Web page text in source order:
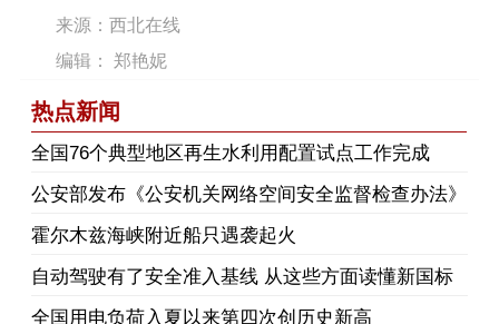
来源：西北在线
编辑： 郑艳妮
热点新闻
​全国76个典型地区再生水利用配置试点工作完成
公安部发布《公安机关网络空间安全监督检查办法》
霍尔木兹海峡附近船只遇袭起火
自动驾驶有了安全准入基线 从这些方面读懂新国标
全国用电负荷入夏以来第四次创历史新高